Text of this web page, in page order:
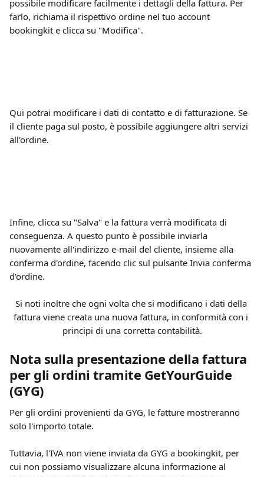
possibile modificare facilmente i dettagli della fattura. Per
farlo, richiama il rispettivo ordine nel tuo account
bookingkit e clicca su "Modifica".
Qui potrai modificare i dati di contatto e di fatturazione. Se
il cliente paga sul posto, è possibile aggiungere altri servizi
all'ordine.
Infine, clicca su "Salva" e la fattura verrà modificata di
conseguenza. A questo punto è possibile inviarla
nuovamente all'indirizzo e-mail del cliente, insieme alla
conferma d'ordine, facendo clic sul pulsante Invia conferma
d'ordine.
Si noti inoltre che ogni volta che si modificano i dati della
fattura viene creata una nuova fattura, in conformità con i
principi di una corretta contabilità.
Nota sulla presentazione della fattura
per gli ordini tramite GetYourGuide
(GYG)
Per gli ordini provenienti da GYG, le fatture mostreranno
solo l'importo totale.
Tuttavia, l'IVA non viene inviata da GYG a bookingkit, per
cui non possiamo visualizzare alcuna informazione al